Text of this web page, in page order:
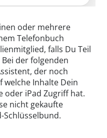
oder mehrere
Telefonbuch
falls Du Teil
der folgenden
der noch
Inhalte Dein
oder iPad Zugriff hat.
nicht gekaufte